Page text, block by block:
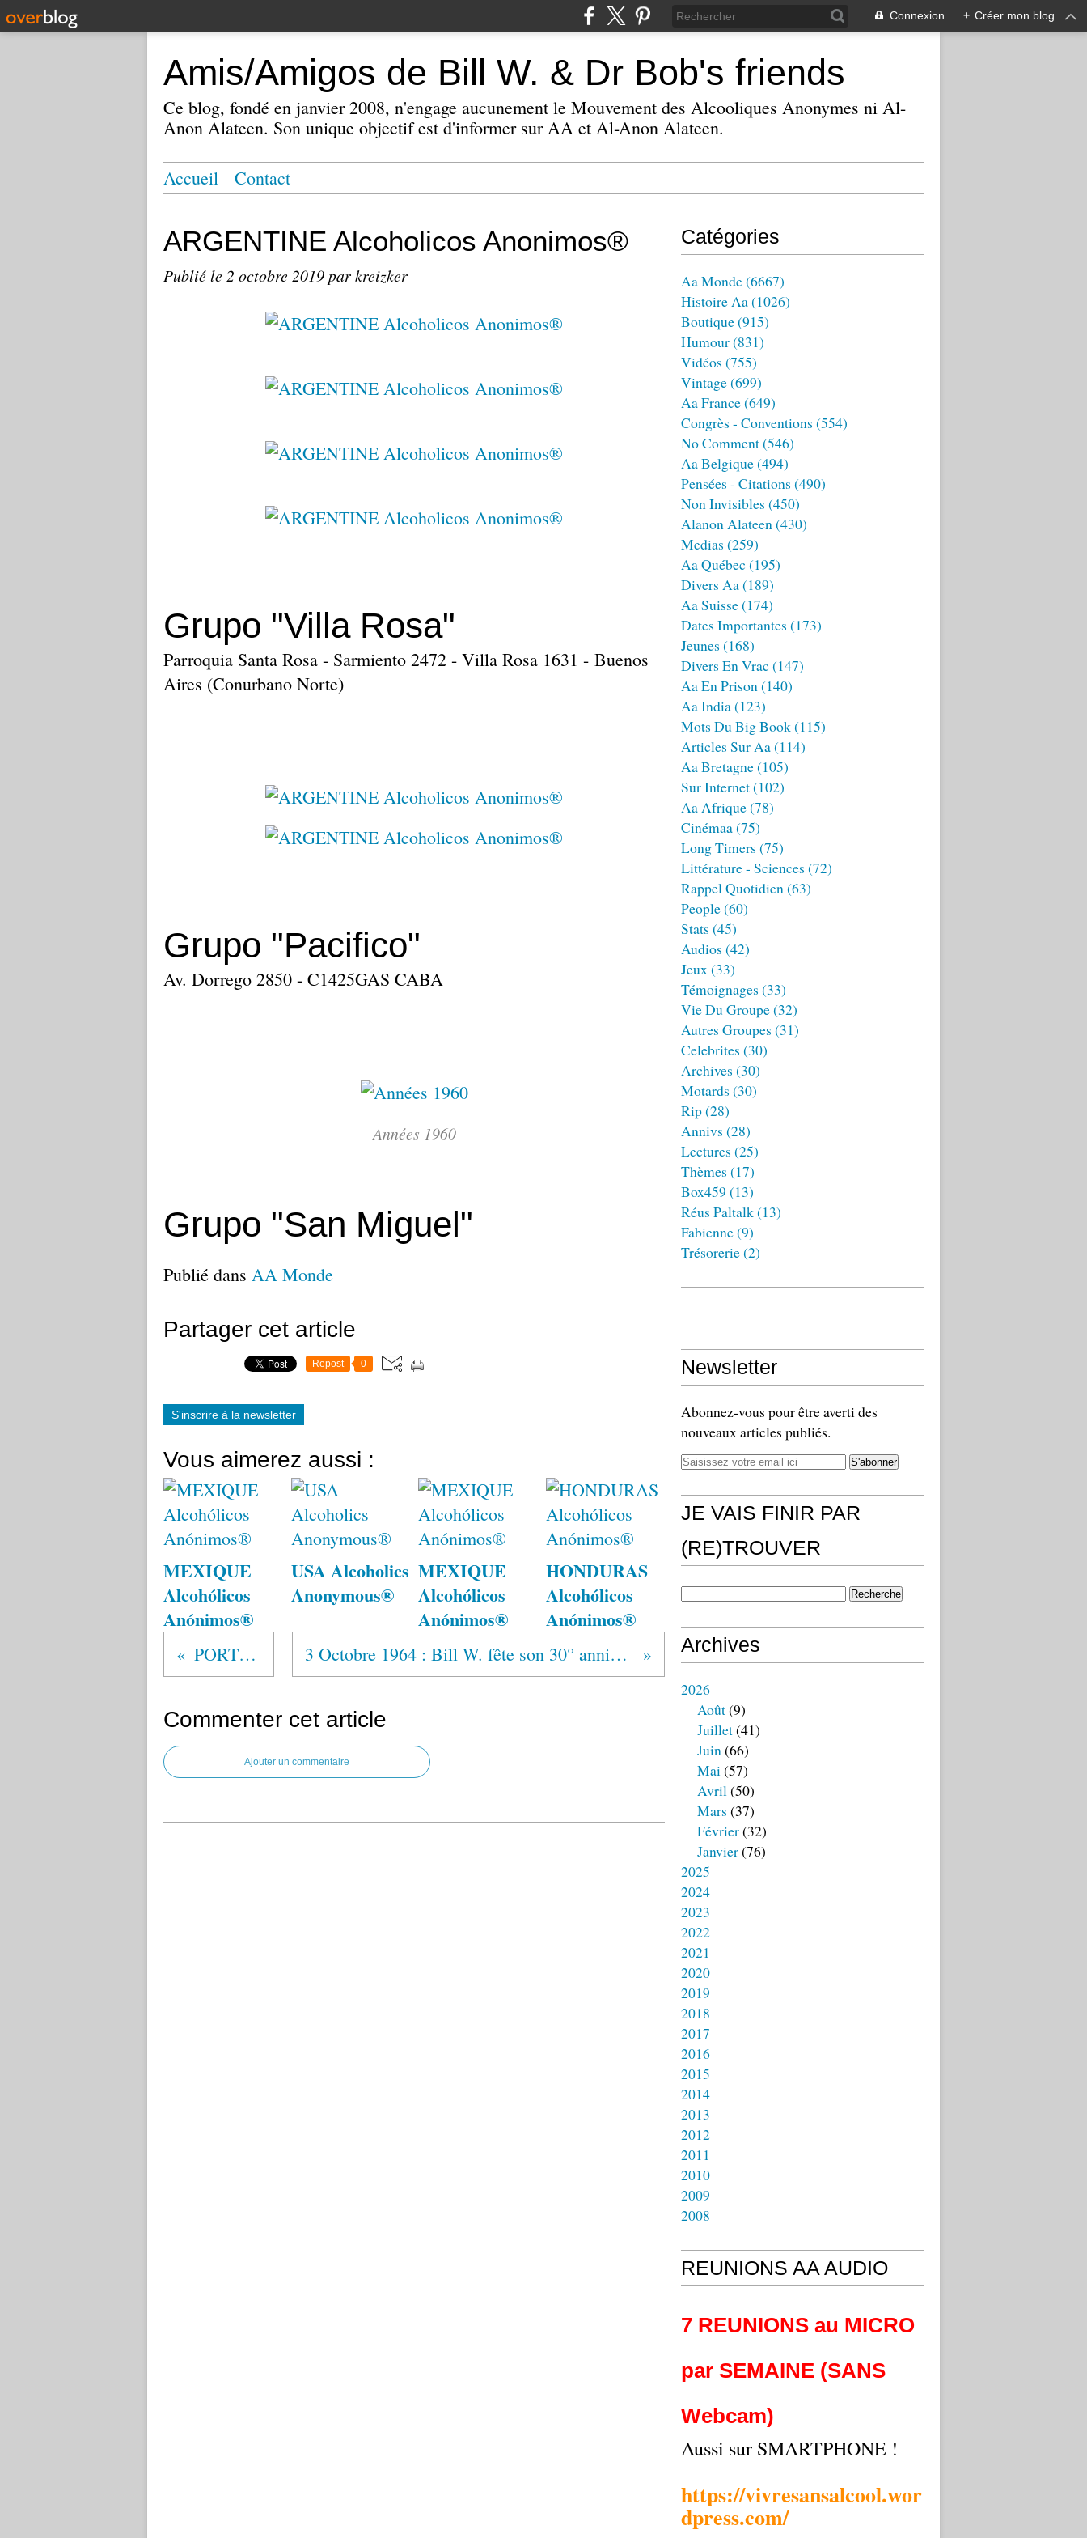
Connexion + Créer mon blog
Amis/Amigos de Bill W. & Dr Bob's friends
Ce blog, fondé en janvier 2008, n'engage aucunement le Mouvement des Alcooliques Anonymes ni Al-
Anon Alateen. Son unique objectif est d'informer sur AA et Al-Anon Alateen.
Accueil Contact
ARGENTINE Alcoholicos Anonimos®
Publié le 2 octobre 2019par kreizker
Grupo "Villa Rosa"
Parroquia Santa Rosa - Sarmiento 2472 - Villa Rosa 1631 - Buenos
Aires (Conurbano Norte)
Grupo "Pacifico"
Av. Dorrego 2850 - C1425GAS CABA
Années 1960
Grupo "San Miguel"
Publié dans AA Monde
Partager cet article
Repost 0
S'inscrire à la newsletter
Vous aimerez aussi :
MEXIQUE
Alcohólicos
Anónimos®
USA Alcoholics
Anonymous®
MEXIQUE
Alcohólicos
Anónimos®
HONDURAS
Alcohólicos
Anónimos®
PORTRAITS 3 Octobre 1964 : Bill W. fête son 30° anniversaire de sobriété
Commenter cet article
Ajouter un commentaire
Catégories
Aa Monde(6667)
Histoire Aa(1026)
Boutique(915)
Humour(831)
Vidéos (755)
Vintage(699)
Aa France(649)
Congrès - Conventions (554)
No Comment(546)
Aa Belgique(494)
Pensées - Citations (490)
Non Invisibles (450)
Alanon Alateen(430)
Medias (259)
Aa Québec (195)
Divers Aa(189)
Aa Suisse(174)
Dates Importantes (173)
Jeunes (168)
Divers En Vrac (147)
Aa En Prison(140)
Aa India(123)
Mots Du Big Book(115)
Articles Sur Aa(114)
Aa Bretagne(105)
Sur Internet(102)
Aa Afrique(78)
Cinémaa(75)
Long Timers (75)
Littérature - Sciences (72)
Rappel Quotidien(63)
People(60)
Stats (45)
Audios (42)
Jeux(33)
Témoignages (33)
Vie Du Groupe(32)
Autres Groupes (31)
Celebrites (30)
Archives (30)
Motards (30)
Rip(28)
Annivs (28)
Lectures (25)
Thèmes (17)
Box459 (13)
Réus Paltalk(13)
Fabienne(9)
Trésorerie(2)
Newsletter
Abonnez-vous pour être averti des
nouveaux articles publiés.
JE VAIS FINIR PAR
(RE)TROUVER
Archives
2026
Août(9)
Juillet(41)
Juin(66)
Mai(57)
Avril(50)
Mars (37)
Février(32)
Janvier(76)
2025
2024
2023
2022
2021
2020
2019
2018
2017
2016
2015
2014
2013
2012
2011
2010
2009
2008
REUNIONS AA AUDIO
7 REUNIONS au MICRO
par SEMAINE (SANS
Webcam)
Aussi sur SMARTPHONE !
https://vivresansalcool.wor
dpress.com/